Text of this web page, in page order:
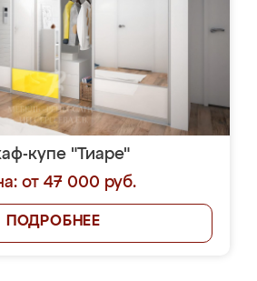
купе "Тиаре"
от 47 000 руб.
ПОДРОБНЕЕ